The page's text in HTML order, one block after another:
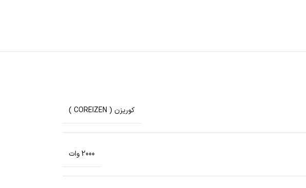
کوریزن ( COREIZEN )
2000 وات